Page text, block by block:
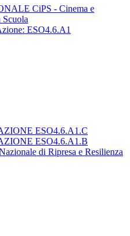
CiPS - Cinema e
Scuola
ESO4.6.A1
ESO4.6.A1.C
ESO4.6.A1.B
di Ripresa e Resilienza